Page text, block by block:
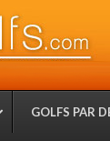
GOLFS PAR